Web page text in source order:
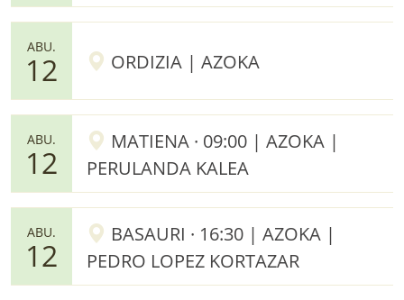
ABU.
12 ORDIZIA | AZOKA
ABU.
12
MATIENA · 09:00 | AZOKA |
PERULANDA KALEA
ABU.
12
BASAURI · 16:30 | AZOKA |
PEDRO LOPEZ KORTAZAR